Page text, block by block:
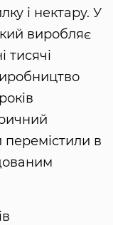
і нектару. У
виробляє
тисячі
перемістили в